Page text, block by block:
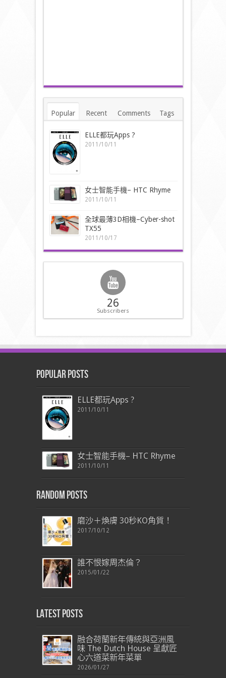
Popular Recent Comments Tags
ELLE都玩Apps ?
2011/10/11
女士智能手機– HTC Rhyme
2011/10/11
全球最薄3D相機–Cyber-shot
TX55
2011/10/17
26
Subscribers
Popular Posts
ELLE都玩Apps ?
2011/10/11
女士智能手機– HTC Rhyme
2011/10/11
Random Posts
磨沙＋煥膚 30秒KO角質！
2017/10/12
誰不恨嫁周杰倫？
2015/01/22
Latest Posts
融合荷蘭新年傳統與亞洲風
味 The Dutch House 呈獻匠
心六道菜新年菜單
2026/01/27